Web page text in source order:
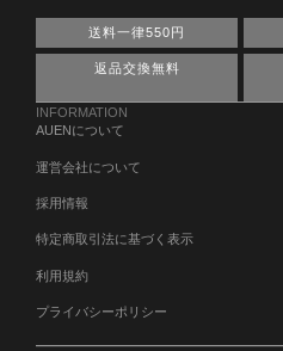
送料一律550円
返品交換無料
INFORMATION
AUENについて
運営会社について
採用情報
特定商取引法に基づく表示
利用規約
プライバシーポリシー